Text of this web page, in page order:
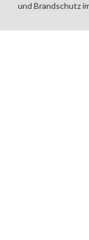
und Brandschutz